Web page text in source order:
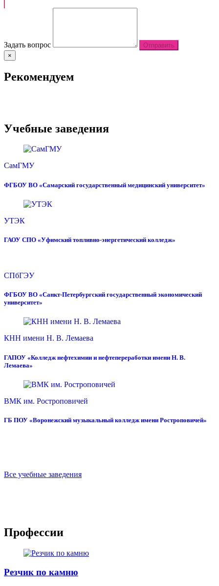
Задать вопрос
Отправить
×
Рекомендуем
Учебные заведения
СамГМУ
ФГБОУ ВО «Самарский государственный медицинский университет»
УТЭК
ГАОУ СПО «Уфимский топливно-энергетический колледж»
СПбГЭУ
ФГБОУ ВО «Санкт-Петербургский государственный экономический
университет»
КНН имени Н. В. Лемаева
ГАПОУ «Колледж нефтехимии и нефтепереработки имени Н. В.
Лемаева»
ВМК им. Ростроповичей
ГБ ПОУ «Воронежский музыкальный колледж имени Ростроповичей»
Все учебные заведения
Профессии
Резчик по камню